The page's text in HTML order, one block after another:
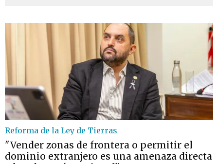
Reforma de la Ley de Tierras
"Vender zonas de frontera o permitir el
dominio extranjero es una amenaza directa